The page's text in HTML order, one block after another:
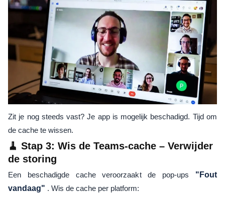
Zit je nog steeds vast? Je app is mogelijk beschadigd. Tijd om
de cache te wissen.
🧹 Stap 3: Wis de Teams-cache – Verwijder
de storing
Een beschadigde cache veroorzaakt de pop-ups "Fout
vandaag" . Wis de cache per platform: